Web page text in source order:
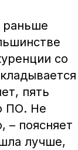
раньше
со
пять
ПО. Не
– поясняет
лучше,